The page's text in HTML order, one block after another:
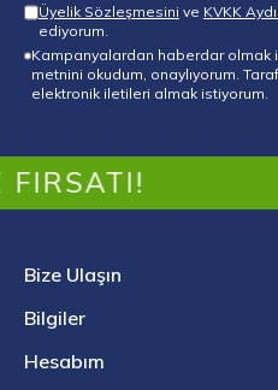
Üyelik Sözleşmesini ve KVKK
ediyorum.
Kampanyalardan haberdar olmak
metnini okudum, onaylıyorum.
elektronik iletileri almak istiyorum.
Bize Ulaşın
Bilgiler
Hesabım